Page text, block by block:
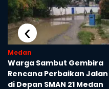
Medan
Warga Sambut Gembira
Rencana Perbaikan Jalan
di Depan SMAN 21 Medan
‹